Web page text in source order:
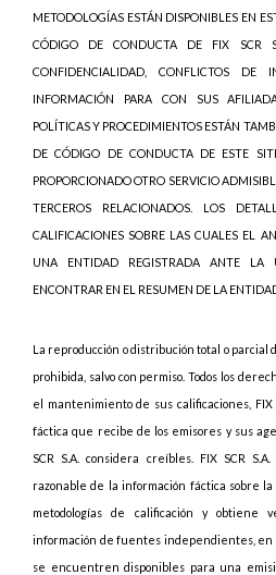
METODOLOGÍAS ESTÁN DISPONIBLES EN
CÓDIGO DE CONDUCTA DE FIX SCR
CONFIDENCIALIDAD, CONFLICTOS DE
INFORMACIÓN PARA CON SUS
POLÍTICAS Y PROCEDIMIENTOS ESTÁN
DE CÓDIGO DE CONDUCTA DE ESTE
PROPORCIONADO OTRO SERVICIO
TERCEROS RELACIONADOS. LOS
CALIFICACIONES SOBRE LAS CUALES EL
UNA ENTIDAD REGISTRADA ANTE LA
ENCONTRAR EN EL RESUMEN DE LA
La reproducción o distribución total o
prohibida, salvo con permiso. Todos los
el mantenimiento de sus calificaciones, FIX
fáctica que recibe de los emisores y sus
SCR S.A. considera creíbles. FIX SCR
razonable de la información fáctica sobre
metodologías de calificación y obtiene
información de fuentes independientes, en
se encuentren disponibles para una